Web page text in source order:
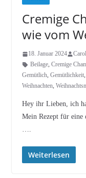
Cremige
wie vom
18. Januar 2024
Beilage, Cremige
Gemütlich, Gemütlichkeit,
Weihnachten,
Hey ihr Lieben, ich
Mein Rezept für eine
….
Weiterlesen